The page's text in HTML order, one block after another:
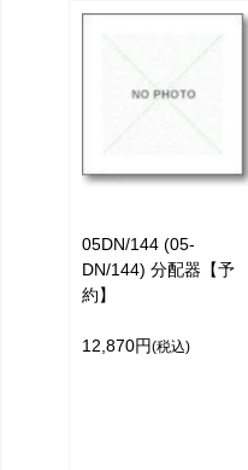
05DN/144 (05-
DN/144) 分配器【予
約】
12,870円(税込)